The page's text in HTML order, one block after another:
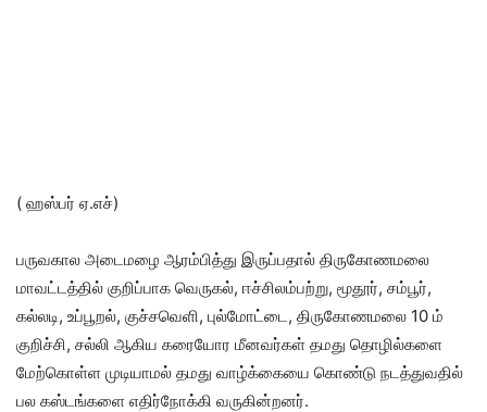
( ஹஸ்பர் ஏ.எச்)
பருவகால அடைமழை ஆரம்பித்து இருப்பதால் திருகோணமலை
மாவட்டத்தில் குறிப்பாக வெருகல், ஈச்சிலம்பற்று, மூதூர், சம்பூர்,
கல்லடி, உப்பூறல், குச்சவெளி, புல்மோட்டை, திருகோணமலை 10 ம்
குறிச்சி, சல்லி ஆகிய கரையோர மீனவர்கள் தமது தொழில்களை
மேற்கொள்ள முடியாமல் தமது வாழ்க்கையை கொண்டு நடத்துவதில்
பல கஸ்டங்களை எதிர்நோக்கி வருகின்றனர்.